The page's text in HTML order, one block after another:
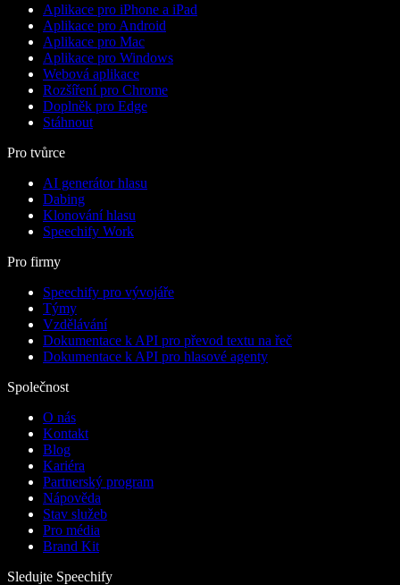
Aplikace pro iPhone a iPad
Aplikace pro Android
Aplikace pro Mac
Aplikace pro Windows
Webová aplikace
Rozšíření pro Chrome
Doplněk pro Edge
Stáhnout
Pro tvůrce
AI generátor hlasu
Dabing
Klonování hlasu
Speechify Work
Pro firmy
Speechify pro vývojáře
Týmy
Vzdělávání
Dokumentace k API pro převod textu na řeč
Dokumentace k API pro hlasové agenty
Společnost
O nás
Kontakt
Blog
Kariéra
Partnerský program
Nápověda
Stav služeb
Pro média
Brand Kit
Sledujte Speechify